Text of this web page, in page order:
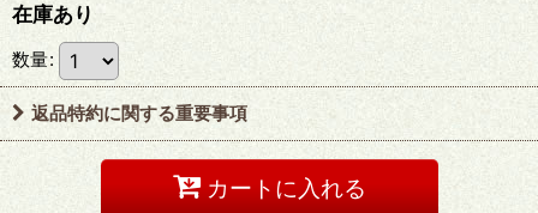
在庫あり
数量:
返品特約に関する重要事項
カートに入れる